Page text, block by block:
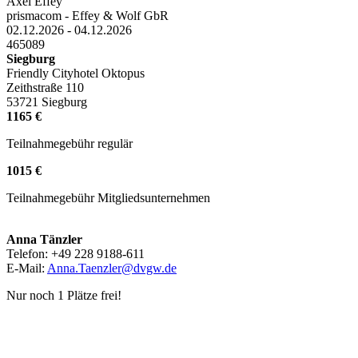
prismacom - Effey & Wolf GbR
02.12.2026 - 04.12.2026
465089
Siegburg
Friendly Cityhotel Oktopus
Zeithstraße 110
53721 Siegburg
1165 €
Teilnahmegebühr regulär
1015 €
Teilnahmegebühr Mitgliedsunternehmen
Anna Tänzler
Telefon: +49 228 9188-611
E-Mail: Anna.Taenzler@dvgw.de
Nur noch 1 Plätze frei!